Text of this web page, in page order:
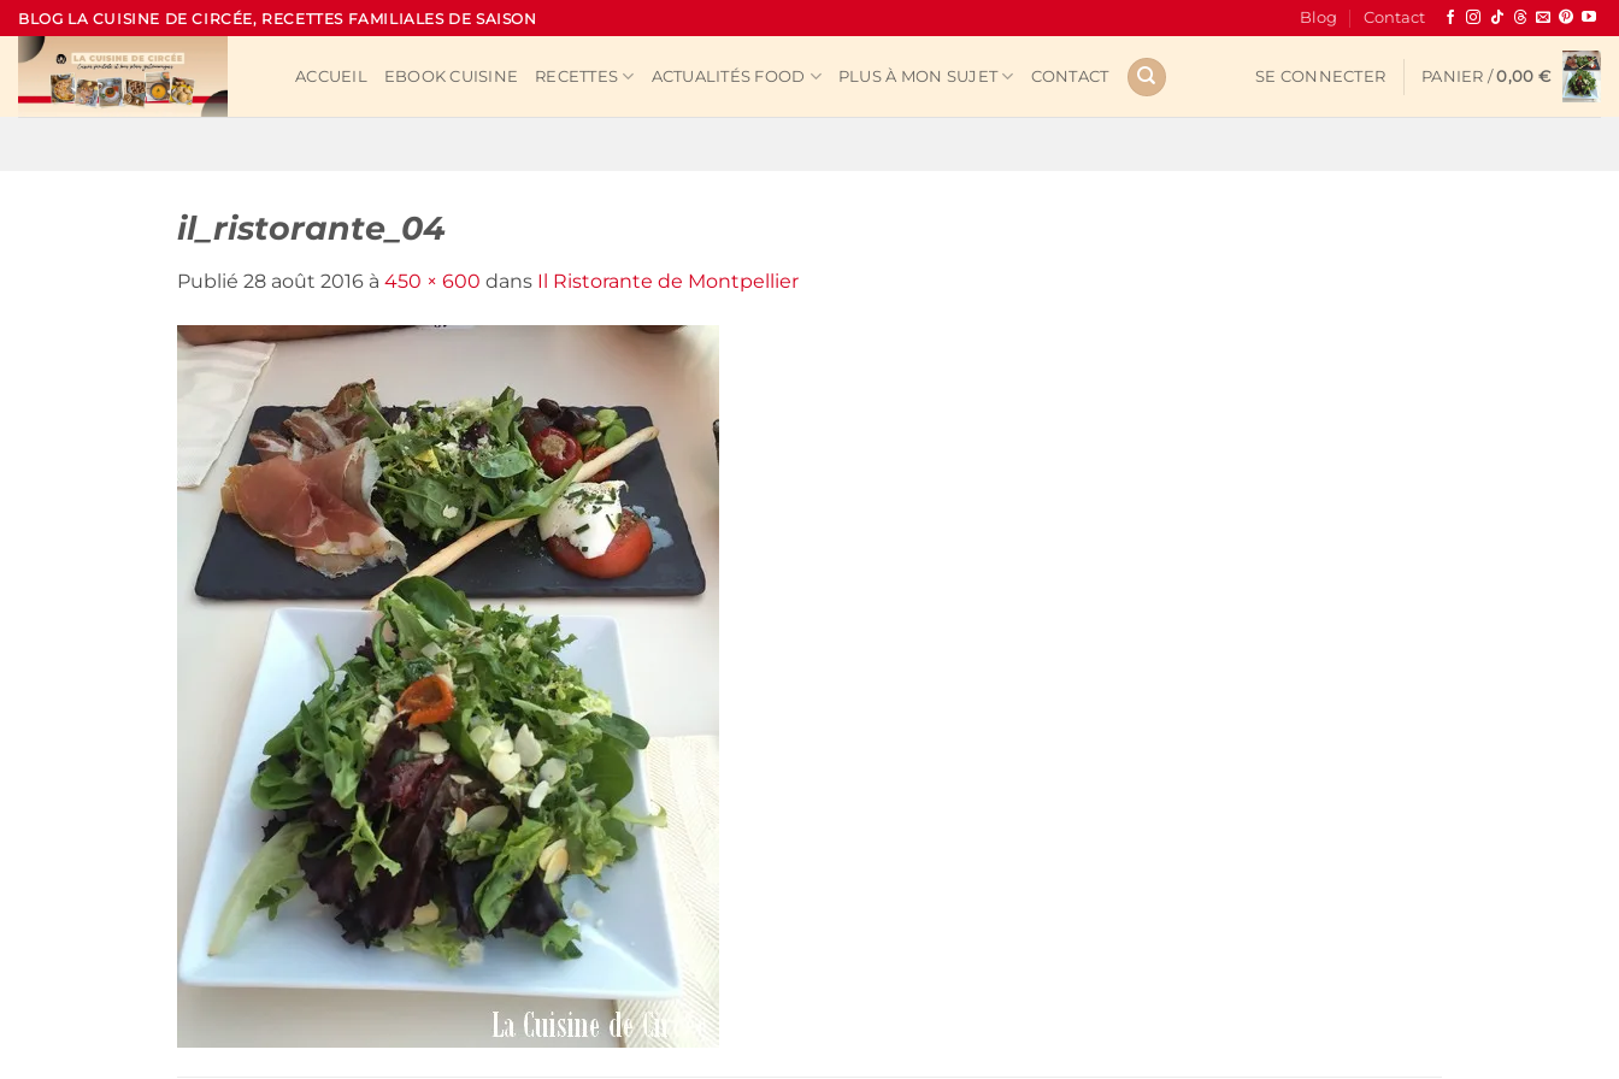
Passer
au
contenu
BLOG LA CUISINE DE CIRCÉE, RECETTES FAMILIALES DE SAISON Blog Contact
ACCUEIL EBOOK CUISINE RECETTES ACTUALITÉS FOOD PLUS À MON SUJET CONTACT SE CONNECTER PANIER /0,00 €
il_ristorante_04
Publié 28 août 2016 à 450 × 600 dans Il Ristorante de Montpellier